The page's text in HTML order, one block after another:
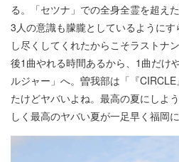
る。「セツナ」での全身全霊を超え
3人の意識も朦朧としているように
し尽くしてくれたからこそラストナ
後1曲やれる時間あるから、1曲だけ
ルジャー」へ。曽我部は「『
たけどヤバいよね。最高の夏にしよ
しく最高のヤバい夏が一足早く福岡